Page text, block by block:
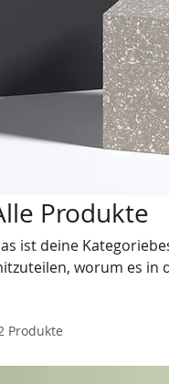
Produkte
ist deine
worum es in
Produkte